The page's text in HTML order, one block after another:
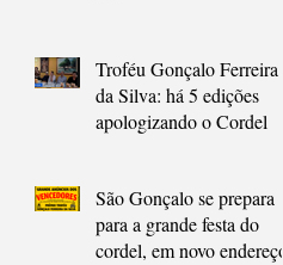
Troféu Gonçalo Ferreira
da Silva: há 5 edições
apologizando o Cordel
São Gonçalo se prepara
para a grande festa do
cordel, em novo endereço